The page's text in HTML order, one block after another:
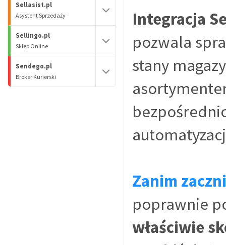
Sellasist.pl
Asystent Sprzedaży
Sellingo.pl
Sklep Online
Sendego.pl
Broker Kurierski
Integracja
pozwala
stany
Zanim
poprawnie
właściwie